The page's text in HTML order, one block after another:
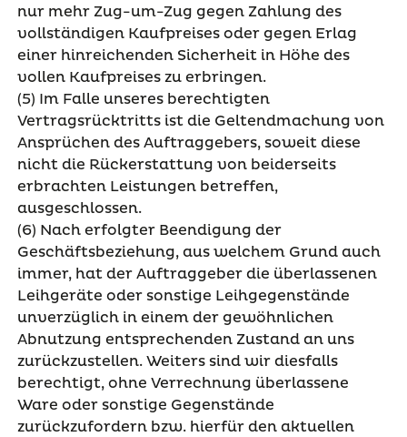
nur mehr Zug-um-Zug gegen Zahlung des
vollständigen Kaufpreises oder gegen Erlag
einer hinreichenden Sicherheit in Höhe des
vollen Kaufpreises zu erbringen.
(5) Im Falle unseres berechtigten
Vertragsrücktritts ist die Geltendmachung von
Ansprüchen des Auftraggebers, soweit diese
nicht die Rückerstattung von beiderseits
erbrachten Leistungen betreffen,
ausgeschlossen.
(6) Nach erfolgter Beendigung der
Geschäftsbeziehung, aus welchem Grund auch
immer, hat der Auftraggeber die überlassenen
Leihgeräte oder sonstige Leihgegenstände
unverzüglich in einem der gewöhnlichen
Abnutzung entsprechenden Zustand an uns
zurückzustellen. Weiters sind wir diesfalls
berechtigt, ohne Verrechnung überlassene
Ware oder sonstige Gegenstände
zurückzufordern bzw. hierfür den aktuellen